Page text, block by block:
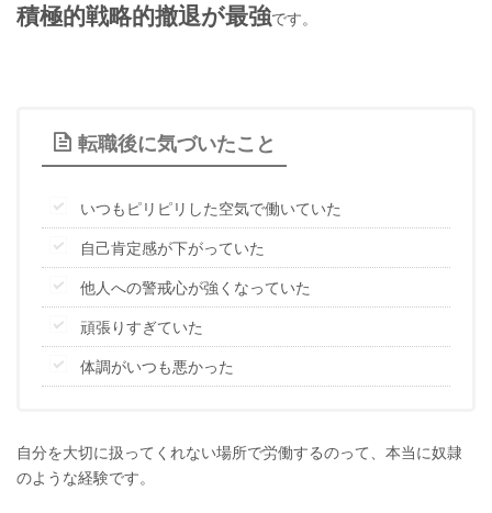
積極的戦略的撤退が最強です。
転職後に気づいたこと
いつもピリピリした空気で働いていた
自己肯定感が下がっていた
他人への警戒心が強くなっていた
頑張りすぎていた
体調がいつも悪かった
自分を大切に扱ってくれない場所で労働するのって、本当に奴隷
のような経験です。